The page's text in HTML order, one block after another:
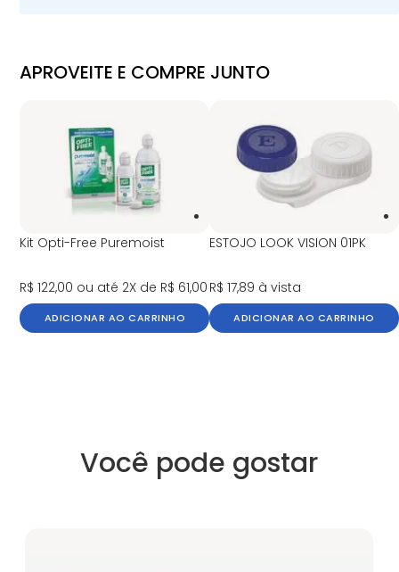
APROVEITE E COMPRE JUNTO
Kit Opti-Free Puremoist
R$ 122,00 ou até 2X de R$ 61,00
ADICIONAR AO CARRINHO
ESTOJO LOOK VISION 01PK
R$ 17,89 à vista
ADICIONAR AO CARRINHO
Você pode gostar